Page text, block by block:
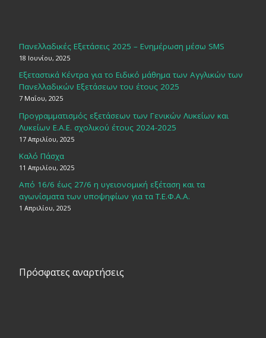
Πανελλαδικές Εξετάσεις 2025 – Ενημέρωση μέσω SMS
18 Ιουνίου, 2025
Εξεταστικά Κέντρα για το Ειδικό μάθημα των Αγγλικών των
Πανελλαδικών Εξετάσεων του έτους 2025
7 Μαΐου, 2025
Προγραμματισμός εξετάσεων των Γενικών Λυκείων και
Λυκείων Ε.Α.Ε. σχολικού έτους 2024-2025
17 Απριλίου, 2025
Καλό Πάσχα
11 Απριλίου, 2025
Από 16/6 έως 27/6 η υγειονομική εξέταση και τα
αγωνίσματα των υποψηφίων για τα Τ.Ε.Φ.Α.Α.
1 Απριλίου, 2025
Πρόσφατες αναρτήσεις